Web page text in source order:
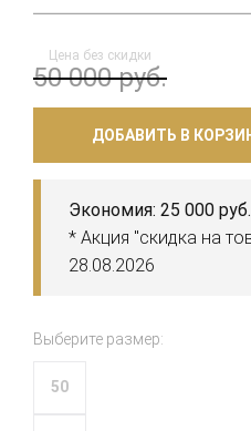
Цена без скидки
50 000 руб.
ДОБАВИТЬ В
Экономия: 25 000 руб.
* Акция "скидка на
28.08.2026
Выберите размер:
50